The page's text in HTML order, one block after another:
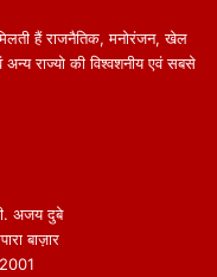
हैं राजनैतिक, मनोरंजन, खेल
अन्य राज्यो की विश्वशनीय एवं सबसे
अजय दुबे
बाज़ार